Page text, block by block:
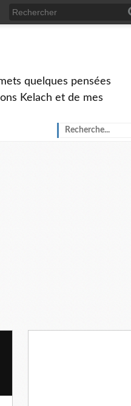
quelques pensées
Kelach et de mes